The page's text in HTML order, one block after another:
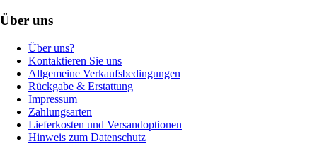
Über uns
Über uns?
Kontaktieren Sie uns
Allgemeine Verkaufsbedingungen
Rückgabe & Erstattung
Impressum
Zahlungsarten
Lieferkosten und Versandoptionen
Hinweis zum Datenschutz